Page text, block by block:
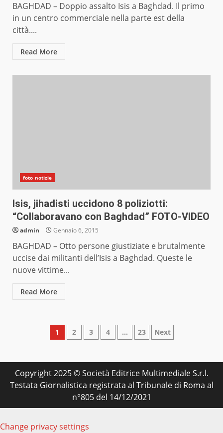
BAGHDAD – Doppio assalto Isis a Baghdad. Il primo
in un centro commerciale nella parte est della
città....
Read More
foto notizie
Isis, jihadisti uccidono 8 poliziotti:
“Collaboravano con Baghdad” FOTO-VIDEO
admin Gennaio 6, 2015
BAGHDAD – Otto persone giustiziate e brutalmente
uccise dai militanti dell’Isis a Baghdad. Queste le
nuove vittime...
Read More
Paginazione
articoli
1 2 3 4 … 23 Next
Copyright 2025 © Società Editrice Multimediale S.r.l.
Testata Giornalistica registrata al Tribunale di Roma al
n°805 del 14/12/2021
Change privacy settings